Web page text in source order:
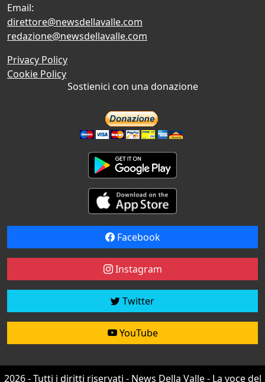
Email:
direttore@newsdellavalle.com
redazione@newsdellavalle.com
Privacy Policy
Cookie Policy
Sostienici con una donazione
Facebook
Instagram
Twitter
YouTube
2026 - Tutti i diritti riservati - News Della Valle - La voce del